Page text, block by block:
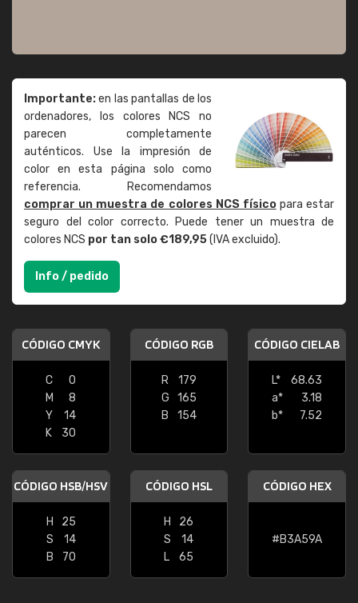
Importante:en las pantallas de los
ordenadores, los colores NCS no
parecen completamente
auténticos. Use la impresión de
color en esta página solo como
referencia. Recomendamos
comprar un muestra de colores NCS físicopara estar
seguro del color correcto. Puede tener un muestra de
colores NCS por tan solo €189,95(IVA excluido).
Info / pedido
CÓDIGO CMYK
C
0
M
8
Y
14
K
30
CÓDIGO RGB
R
179
G
165
B
154
CÓDIGO CIELAB
L*
68.63
a*
3.18
b*
7.52
CÓDIGO HSB/HSV
H
25
S
14
B
70
CÓDIGO HSL
H
26
S
14
L
65
CÓDIGO HEX
#B3A59A